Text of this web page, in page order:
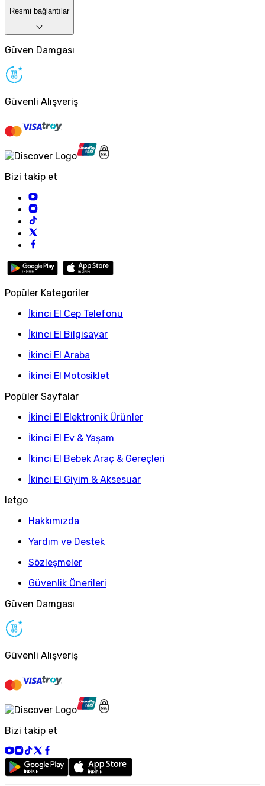
Resmi bağlantılar
Güven Damgası
Güvenli Alışveriş
Bizi takip et
Popüler Kategoriler
İkinci El Cep Telefonu
İkinci El Bilgisayar
İkinci El Araba
İkinci El Motosiklet
Popüler Sayfalar
İkinci El Elektronik Ürünler
İkinci El Ev & Yaşam
İkinci El Bebek Araç & Gereçleri
İkinci El Giyim & Aksesuar
letgo
Hakkımızda
Yardım ve Destek
Sözleşmeler
Güvenlik Önerileri
Güven Damgası
Güvenli Alışveriş
Bizi takip et